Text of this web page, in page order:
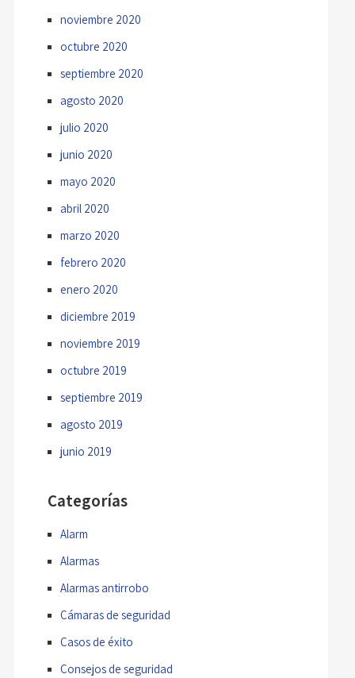
noviembre 2020
octubre 2020
septiembre 2020
agosto 2020
julio 2020
junio 2020
mayo 2020
abril 2020
marzo 2020
febrero 2020
enero 2020
diciembre 2019
noviembre 2019
octubre 2019
septiembre 2019
agosto 2019
junio 2019
Categorías
Alarm
Alarmas
Alarmas antirrobo
Cámaras de seguridad
Casos de éxito
Consejos de seguridad